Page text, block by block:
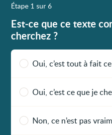
Étape 1 sur 6
Est-ce que ce texte
cherchez ?
Oui, c’est tout à fait
Oui, c’est ce que je
Non, ce n’est pas